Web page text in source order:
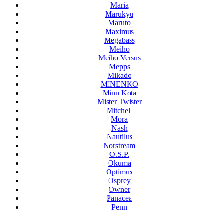
Maria
Marukyu
Maruto
Maximus
Megabass
Meiho
Meiho Versus
Mepps
Mikado
MINENKO
Minn Kota
Mister Twister
Mitchell
Mora
Nash
Nautilus
Norstream
O.S.P.
Okuma
Optimus
Osprey
Owner
Panacea
Penn